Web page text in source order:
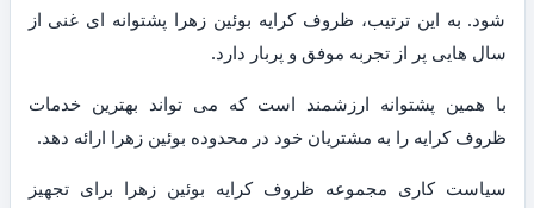
شود. به این ترتیب، ظروف کرایه بوئین زهرا پشتوانه ای غنی از
سال هایی پر از تجربه موفق و پربار دارد.
با همین پشتوانه ارزشمند است که می تواند بهترین خدمات
ظروف کرایه را به مشتریان خود در محدوده بوئین زهرا ارائه دهد.
سیاست کاری مجموعه ظروف کرایه بوئین زهرا برای تجهیز